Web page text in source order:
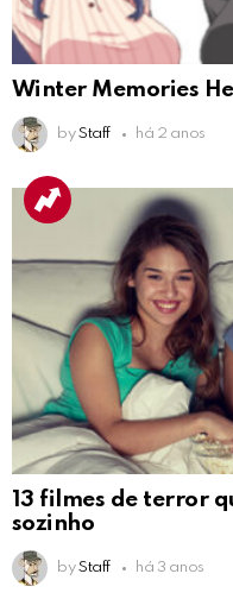
Winter Memories
by Staff há 2 anos
13 filmes de terror
sozinho
by Staff há 3 anos